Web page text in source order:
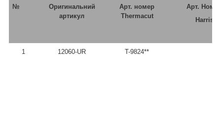
№
Оригинальний
артикул
Арт. номер
Thermacut
Арт.
Harris
1 12060-UR T-9824**